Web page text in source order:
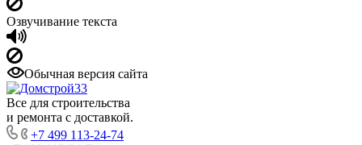
Озвучивание текста
Обычная версия сайта
Все для строительства
и ремонта с доставкой.
+7 499 113-24-74